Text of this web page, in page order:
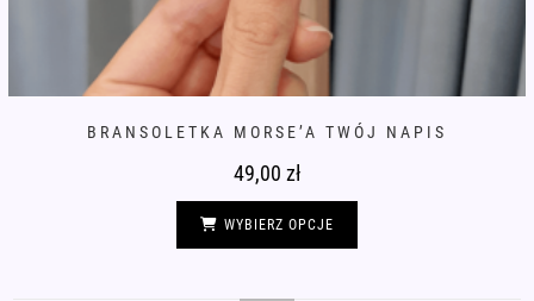
BRANSOLETKA MORSE’A TWÓJ NAPIS
49,00 zł
WYBIERZ OPCJE
Ten